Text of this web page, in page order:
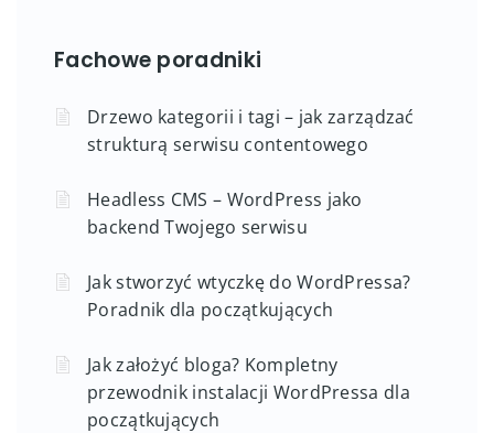
Fachowe poradniki
Drzewo kategorii i tagi – jak zarządzać
strukturą serwisu contentowego
Headless CMS – WordPress jako
backend Twojego serwisu
Jak stworzyć wtyczkę do WordPressa?
Poradnik dla początkujących
Jak założyć bloga? Kompletny
przewodnik instalacji WordPressa dla
początkujących